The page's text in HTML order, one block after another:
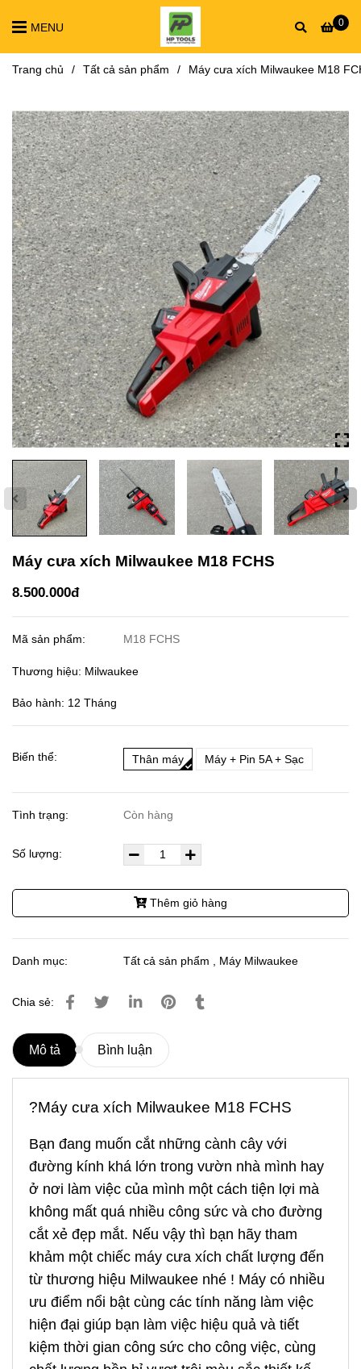
0
MENU
Trang chủ / Tất cả sản phẩm / Máy cưa xích Milwaukee M18
Máy cưa xích Milwaukee M18 FCHS
8.500.000đ
Mã sản phẩm: M18 FCHS
Thương hiệu: Milwaukee
Bảo hành: 12 Tháng
Biến thể: Thân máy Máy + Pin 5A + Sạc
Tình trạng: Còn hàng
Số lượng:
Thêm giỏ hàng
Danh mục: Tất cả sản phẩm , Máy Milwaukee
Chia sẻ:
Mô tả Bình luận
?Máy cưa xích Milwaukee M18 FCHS
Bạn đang muốn cắt những cành cây với
đường kính khá lớn trong vườn nhà mình hay
ở nơi làm việc của mình một cách tiện lợi mà
không mất quá nhiều công sức và cho đường
cắt xẻ đẹp mắt. Nếu vậy thì bạn hãy tham
khảm một chiếc máy cưa xích chất lượng đến
từ thương hiệu Milwaukee nhé ! Máy có nhiều
ưu điểm nổi bật cùng các tính năng làm việc
hiện đại giúp bạn làm việc hiệu quả và tiết
kiệm thời gian công sức cho công việc, cùng